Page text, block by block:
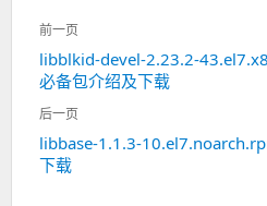
文
章
导
航
前一页
上
一
篇：
libblkid-devel-2.23.2-
必备包介绍及下载
后一页
下
一
libbase-1.1.3-
下载